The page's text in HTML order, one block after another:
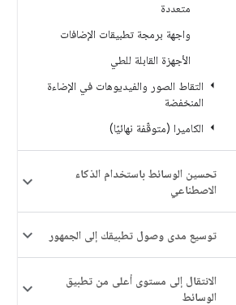
متعددة
واجهة برمجة تطبيقات الإضافات
الأجهزة القابلة للطي
التقاط الصور والفيديوهات في الإضاءة
المنخفضة
الكاميرا (متوقّفة نهائيًا)
تحسين الوسائط باستخدام الذكاء
الاصطناعي
توسيع مدى وصول تطبيقك إلى الجمهور
الانتقال إلى مستوى أعلى من تطبيق
الوسائط